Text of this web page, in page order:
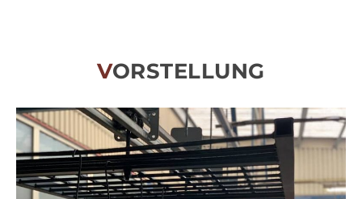
VORSTELLUNG